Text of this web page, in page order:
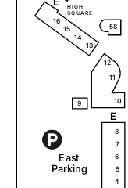
4
5
6
7
8
9 10
11
12
13
14
15
16
58
E
HIGH
SQ UA RE
East
Parking